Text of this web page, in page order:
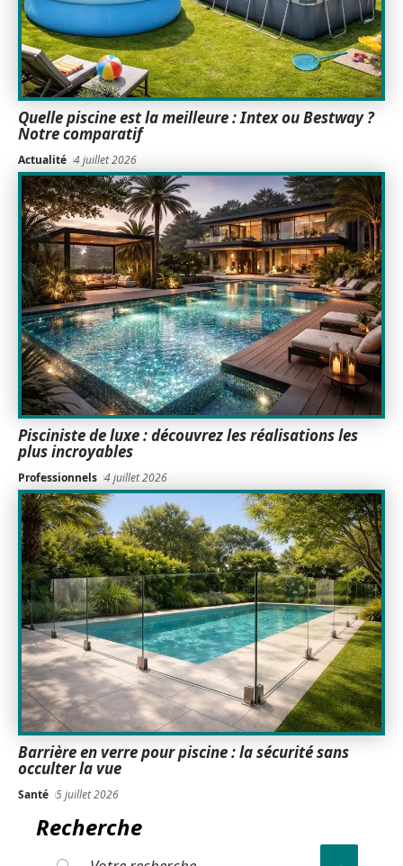
Quelle piscine est la meilleure : Intex ou Bestway ?
Notre comparatif
Actualité 4 juillet 2026
Pisciniste de luxe : découvrez les réalisations les
plus incroyables
Professionnels 4 juillet 2026
Barrière en verre pour piscine : la sécurité sans
occulter la vue
Santé 5 juillet 2026
Recherche